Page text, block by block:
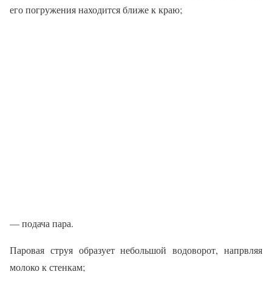
его погружения находится ближе к краю;
— подача пара.
Паровая струя образует небольшой водоворот, напрвляя
молоко к стенкам;